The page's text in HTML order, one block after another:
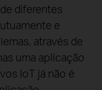
diferentes
e
através de
uma aplicação
IoT já não é